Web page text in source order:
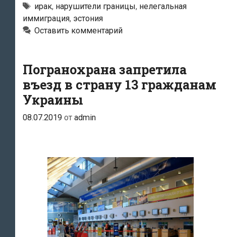
Эстонии
задержали
двух
Метки
ирак, нарушители границы, нелегальная
иммиграция, эстония
Оставить комментарий
Погранохрана запретила
въезд в страну 13 гражданам
Украины
08.07.2019 от admin